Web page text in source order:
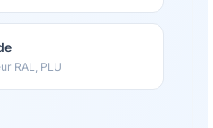
RAL, PLU